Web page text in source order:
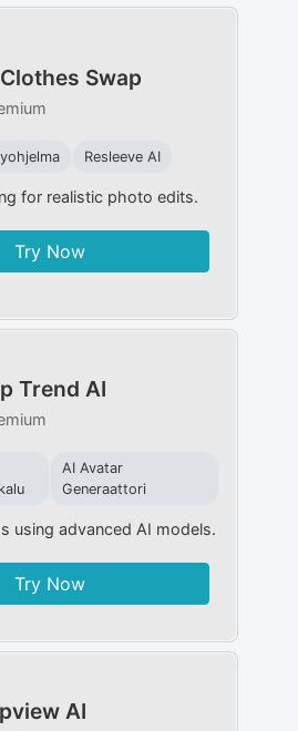
Swap
Resleeve AI
for realistic photo edits.
Try Now
Trend AI
AI Avatar
Generaattori
using advanced AI models.
Try Now
AI